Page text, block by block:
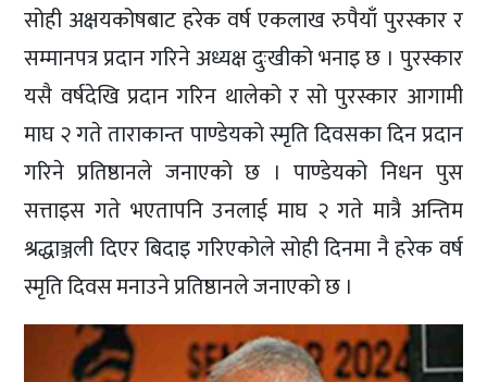
सोही अक्षयकोषबाट हरेक वर्ष एकलाख रुपैयाँ पुरस्कार र
सम्मानपत्र प्रदान गरिने अध्यक्ष दुःखीको भनाइ छ । पुरस्कार
यसै वर्षदेखि प्रदान गरिन थालेको र सो पुरस्कार आगामी
माघ २ गते ताराकान्त पाण्डेयको स्मृति दिवसका दिन प्रदान
गरिने प्रतिष्ठानले जनाएको छ । पाण्डेयको निधन पुस
सत्ताइस गते भएतापनि उनलाई माघ २ गते मात्रै अन्तिम
श्रद्धाञ्जली दिएर बिदाइ गरिएकोले सोही दिनमा नै हरेक वर्ष
स्मृति दिवस मनाउने प्रतिष्ठानले जनाएको छ ।